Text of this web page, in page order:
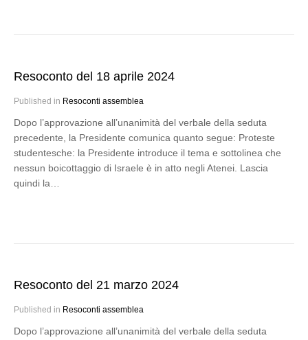
Resoconto del 18 aprile 2024
Published in Resoconti assemblea
Dopo l’approvazione all’unanimità del verbale della seduta
precedente, la Presidente comunica quanto segue: Proteste
studentesche: la Presidente introduce il tema e sottolinea che
nessun boicottaggio di Israele è in atto negli Atenei. Lascia
quindi la…
Resoconto del 21 marzo 2024
Published in Resoconti assemblea
Dopo l’approvazione all’unanimità del verbale della seduta